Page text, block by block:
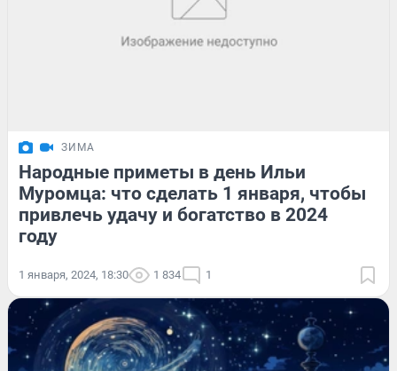
ЗИМА
Народные приметы в день Ильи
Муромца: что сделать 1 января, чтобы
привлечь удачу и богатство в 2024
году
1 января, 2024, 18:30 1 834 1